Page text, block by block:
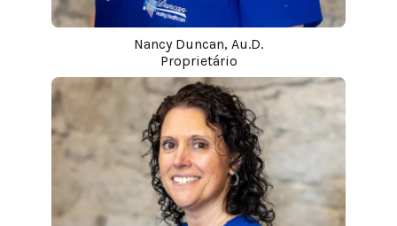
Nancy Duncan, Au.D.
Proprietário